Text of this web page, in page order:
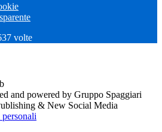
volte
and powered by Gruppo Spaggiari
& New Social Media